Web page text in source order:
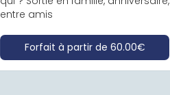
entre amis
Forfait à partir de 60.00€